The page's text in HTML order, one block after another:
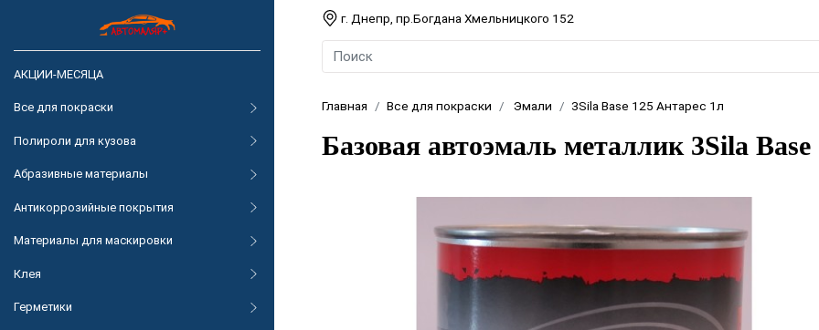
АКЦИИ-МЕСЯЦА
Все для покраски
Полироли для кузова
Абразивные материалы
Антикоррозийные покрытия
Материалы для маскировки
Клея
Герметики
г. Днепр, пр.Богдана Хмельницкого 152
Главная Все для покраски Эмали 3Sila Base 125 Антарес 1л
Базовая автоэмаль металлик 3Sila